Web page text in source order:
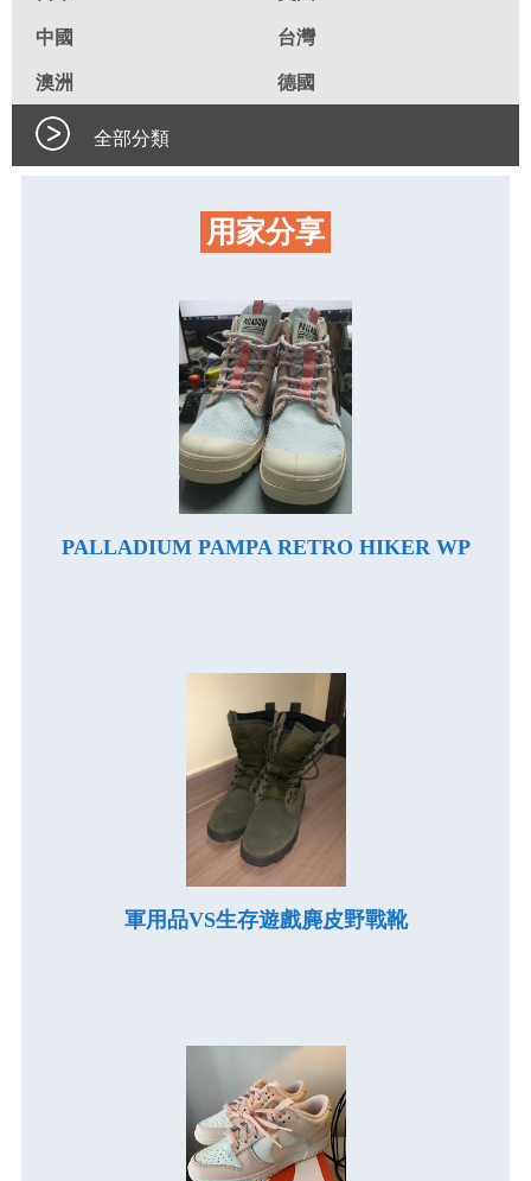
中國 台灣
澳洲 德國
全部分類
用家分享
PALLADIUM PAMPA RETRO HIKER WP
軍用品VS生存遊戲麂皮野戰靴